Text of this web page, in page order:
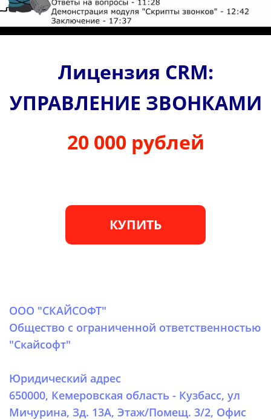
Лицензия CRM:
УПРАВЛЕНИЕ ЗВОНКАМИ
20 000 рублей
КУПИТЬ
ООО "СКАЙСОФТ"
Общество с ограниченной ответственностью
"Скайсофт"
Юридический адрес
650000, Кемеровская область - Кузбасс, ул
Мичурина, Зд. 13А, Этаж/Помещ. 3/2, Офис